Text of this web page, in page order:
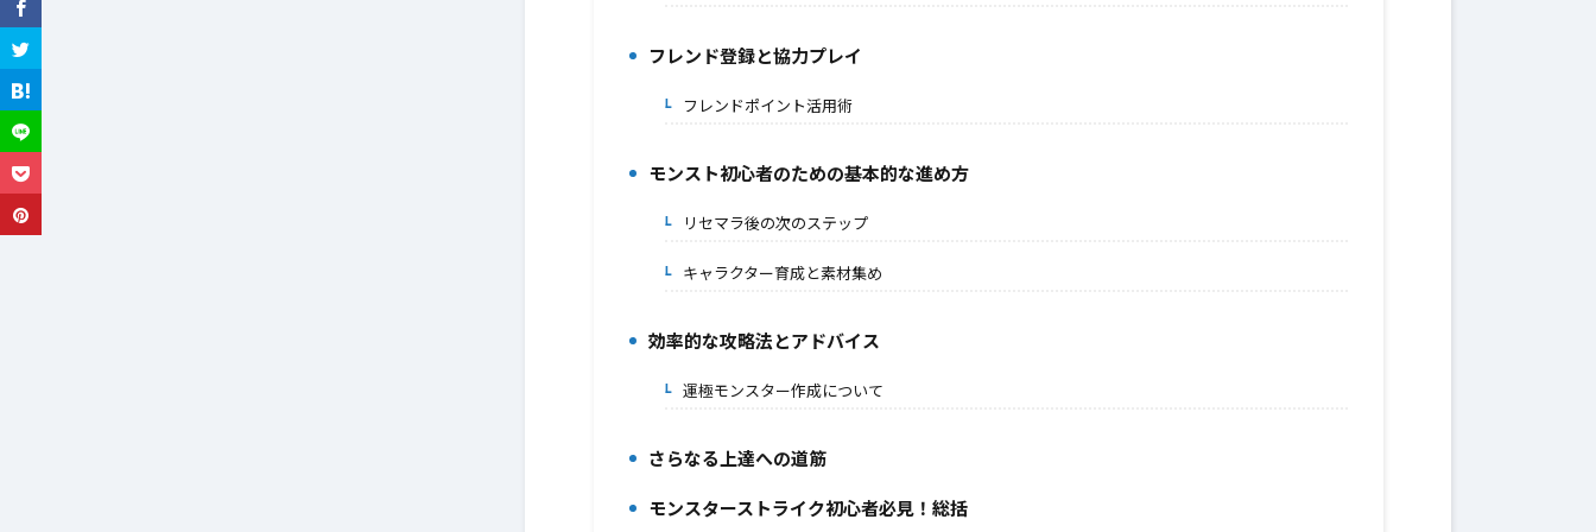
フレンド登録と協力プレイ
6-1.フレンドポイント活用術
モンスト初心者のための基本的な進め方
7-1.リセマラ後の次のステップ
7-2.キャラクター育成と素材集め
8.
効率的な攻略法とアドバイス
8-1.運極モンスター作成について
9.
さらなる上達への道筋
10.
モンスターストライク初心者必見！総括